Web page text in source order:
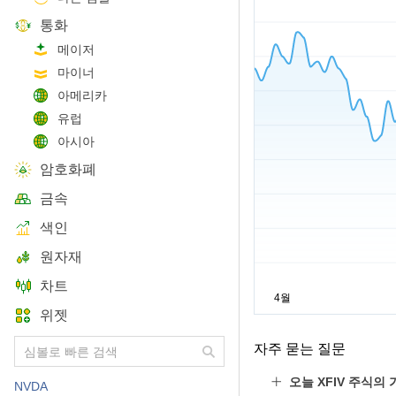
통화
메이저
마이너
아메리카
유럽
아시아
암호화폐
금속
색인
원자재
차트
위젯
NVDA
자주 묻는 질문
오늘 XFIV 주식의